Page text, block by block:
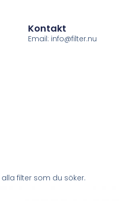
alla filter som du söker.
Kontakt
Email: info@filter.nu